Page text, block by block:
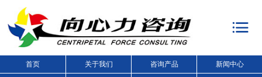
首页 关于我们 咨询产品 新闻中心